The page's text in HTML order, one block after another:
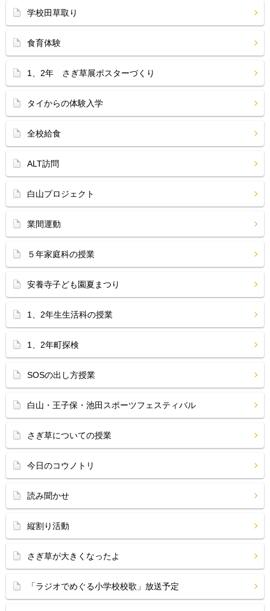
学校田草取り
食育体験
1、2年 さぎ草展ポスターづくり
タイからの体験入学
全校給食
ALT訪問
白山プロジェクト
業間運動
５年家庭科の授業
安養寺子ども園夏まつり
1、2年生生活科の授業
1、2年町探検
SOSの出し方授業
白山・王子保・池田スポーツフェスティバル
さぎ草についての授業
今日のコウノトリ
読み聞かせ
縦割り活動
さぎ草が大きくなったよ
「ラジオでめぐる小学校校歌」放送予定